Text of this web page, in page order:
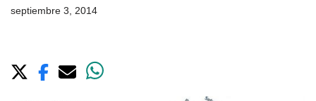
septiembre 3, 2014